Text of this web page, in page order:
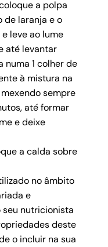
a polpa
de laranja e o
leve ao lume
até levantar
numa 1 colher de
à mistura na
sempre
até formar
e deixe
a calda sobre
no âmbito
e
seu nutricionista
deste
o incluir na sua